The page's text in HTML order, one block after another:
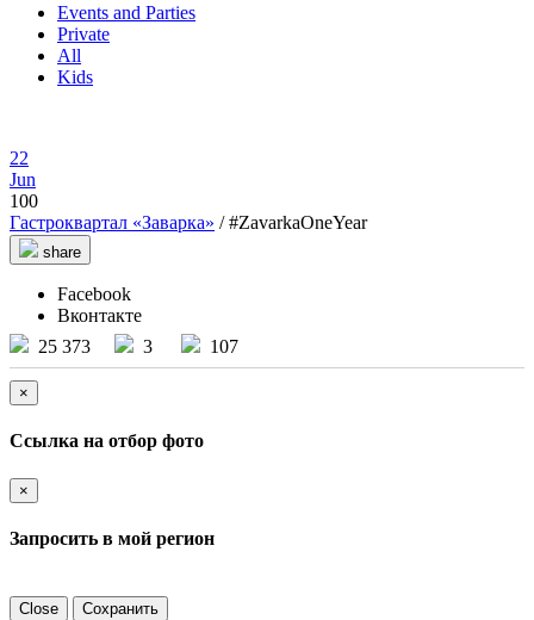
Events and Parties
Private
All
Kids
22
Jun
100
Гастроквартал «Заварка» / #ZavarkaOneYear
share
Facebook
Вконтакте
25 373
3 107
×
Ссылка на отбор фото
×
Запросить в мой регион
Close Сохранить